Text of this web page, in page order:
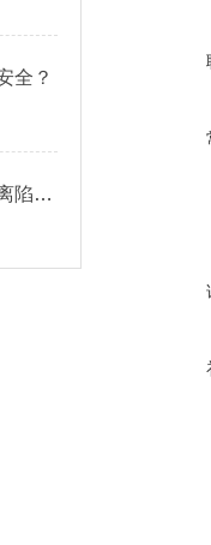
全？
硫化氢泄漏检测：警惕固定距离陷阱！